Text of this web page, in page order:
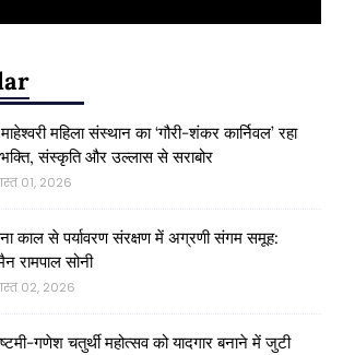
महिला संस्थान का ‘गौरी-शंकर कार्निवल’ रहा
संस्कृति और उल्लास से सराबोर
01, 2026
काल से पर्यावरण संरक्षण में अग्रणी संगम समूह:
रामपाल सोनी
02, 2026
गणेश चतुर्थी महोत्सव को यादगार बनाने में जुटी